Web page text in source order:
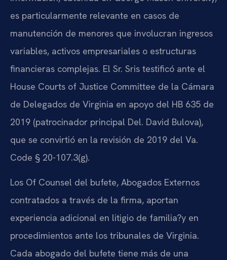
es particularmente relevante en casos de
manutención de menores que involucran ingresos
variables, activos empresariales o estructuras
financieras complejas. El Sr. Sris testificó ante el
House Courts of Justice Committee de la Cámara
de Delegados de Virginia en apoyo del HB 635 de
2019 (patrocinador principal Del. David Bulova),
que se convirtió en la revisión de 2019 del Va.
Code § 20-107.3(g).
Los Of Counsel del bufete, Abogados Externos
contratados a través de la firma, aportan
experiencia adicional en litigio de familia?y en
procedimientos ante los tribunales de Virginia.
Cada abogado del bufete tiene más de una